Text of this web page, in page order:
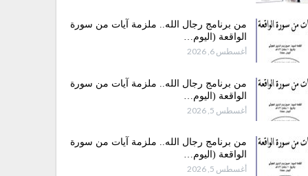
من برنامج رجال الله.. ملزمة آيات من سورة
الواقعة (اليوم…
أغسطس 6, 2026
من برنامج رجال الله.. ملزمة آيات من سورة
الواقعة (اليوم…
أغسطس 5, 2026
من برنامج رجال الله.. ملزمة آيات من سورة
الواقعة (اليوم…
أغسطس 5, 2026